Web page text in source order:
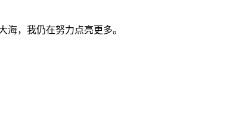
，我仍在努力点亮更多。